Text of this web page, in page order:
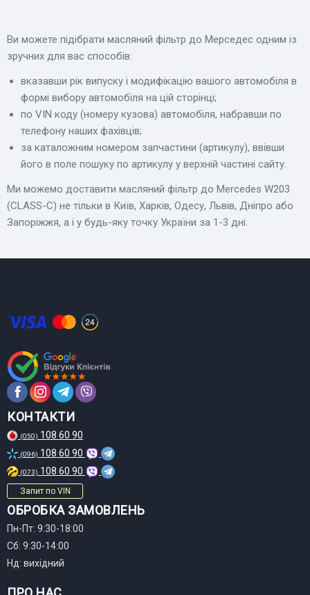
Ви можете підібрати масляний фільтр до Мерседес одним із
зручних для вас способів:
вказавши рік випуску і модифікацію вашого автомобіля в
формі вибору автомобіля на цій сторінці;
по VIN коду (номеру кузова) автомобіля, набравши по
телефону наших фахівців;
за каталожним номером запчастини (артикулу), ввівши
його в поле пошуку по артикулу у верхній частині сайту.
Ми можемо доставити масляний фільтр до Mercedes W203
(CLASS-C) не тільки в Київ, Харків, Одесу, Львів, Дніпро або
Запоріжжя, а і у будь-яку точку України за 1-3 дні.
КОНТАКТИ
(050) 108 60 90
(096) 108 60 90
(073) 108 60 90
Запит по VIN
ОБРОБКА ЗАМОВЛЕНЬ
Пн-Пт: 9:30-18:00
Сб: 9:30-14:00
Нд: вихідний